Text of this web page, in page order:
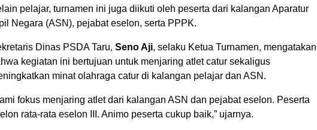
pelajar, turnamen ini juga diikuti oleh peserta dari kalangan Aparatur
Negara (ASN), pejabat eselon, serta PPPK.
Dinas PSDA Taru, Seno Aji, selaku Ketua Turnamen, mengatakan
kegiatan ini bertujuan untuk menjaring atlet catur sekaligus
minat olahraga catur di kalangan pelajar dan ASN.
fokus menjaring atlet dari kalangan ASN dan pejabat eselon. Peserta
rata-rata eselon III. Animo peserta cukup baik,” ujarnya.